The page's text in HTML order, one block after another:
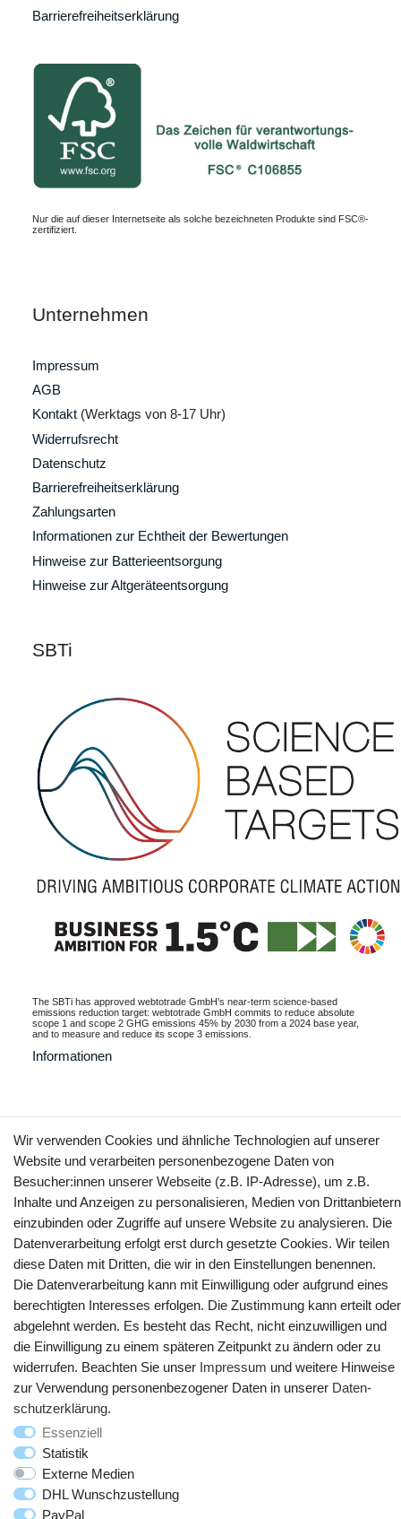
Barrierefreiheitserklärung
Nur die auf dieser Internetseite als solche bezeichneten Produkte sind FSC®-
zertifiziert.
Unternehmen
Impressum
AGB
Kontakt (Werktags von 8-17 Uhr)
Widerrufsrecht
Datenschutz
Barrierefreiheitserklärung
Zahlungsarten
Informationen zur Echtheit der Bewertungen
Hinweise zur Batterieentsorgung
Hinweise zur Altgeräteentsorgung
SBTi
The SBTi has approved webtotrade GmbH’s near-term science-based
emissions reduction target: webtotrade GmbH commits to reduce absolute
scope 1 and scope 2 GHG emissions 45% by 2030 from a 2024 base year,
and to measure and reduce its scope 3 emissions.
Informationen
Vertrag widerrufen Kontakt
YouTube Facebook Instagram
© Copyright 2025 webtotrade GmbH. Alle Rechte vorbehalten.
Wir verwenden Cookies und ähnliche Technologien auf unserer
Website und verarbeiten personenbezogene Daten von
Besucher:innen unserer Webseite (z.B. IP-Adresse), um z.B.
Inhalte und Anzeigen zu personalisieren, Medien von Drittanbietern
einzubinden oder Zugriffe auf unsere Website zu analysieren. Die
Datenverarbeitung erfolgt erst durch gesetzte Cookies. Wir teilen
diese Daten mit Dritten, die wir in den Einstellungen benennen.
Die Datenverarbeitung kann mit Einwilligung oder aufgrund eines
berechtigten Interesses erfolgen. Die Zustimmung kann erteilt oder
abgelehnt werden. Es besteht das Recht, nicht einzuwilligen und
die Einwilligung zu einem späteren Zeitpunkt zu ändern oder zu
widerrufen. Beachten Sie unser Impressum und weitere Hinweise
zur Verwendung personenbezogener Daten in unserer Daten­
schutz­erklärung.
Essenziell
Statistik
Externe Medien
DHL Wunschzustellung
PayPal